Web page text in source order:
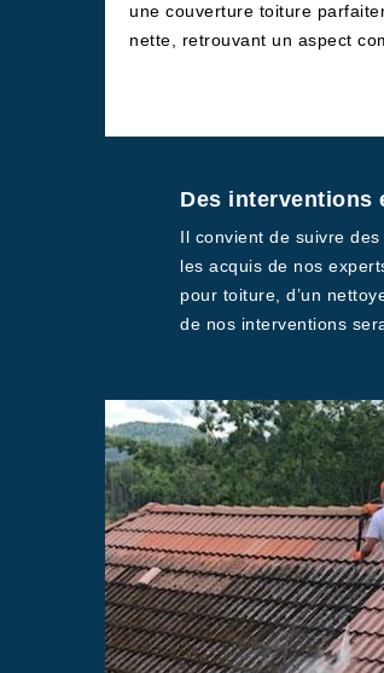
une couverture toiture
nette, retrouvant un aspect
Des interventions
Il convient de suivre
les acquis de nos
pour toiture, d’un
de nos interventions